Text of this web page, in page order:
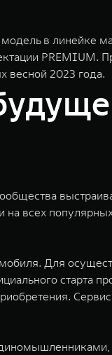
в линейке
PREMIUM.
весной 2023 года.
всех
Для
старта
Сервис